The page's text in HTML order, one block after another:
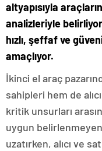
altyapısıyla
analizleriyle
hızlı, şeffaf ve
amaçlıyor.
İkinci el araç
sahipleri hem de
kritik unsurları
uygun
uzatırken, alıcı ve